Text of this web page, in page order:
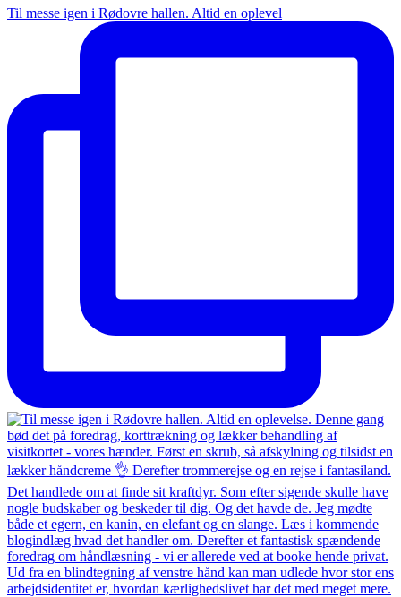
Til messe igen i Rødovre hallen. Altid en oplevel